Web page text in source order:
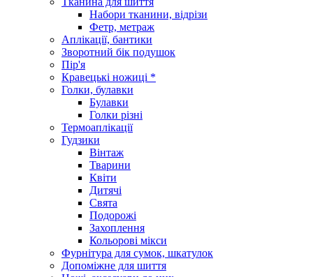
Набори тканини, відрізи
Фетр, метраж
Аплікації, бантики
Зворотний бік подушок
Пір'я
Кравецькі ножиці *
Голки, булавки
Булавки
Голки різні
Термоаплікації
Гудзики
Вінтаж
Тварини
Квіти
Дитячі
Свята
Подорожі
Захоплення
Кольорові мікси
Фурнітура для сумок, шкатулок
Допоміжне для шиття